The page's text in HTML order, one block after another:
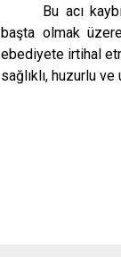
Bu acı
başta olmak
ebediyete irtihal
sağlıklı, huzurlu